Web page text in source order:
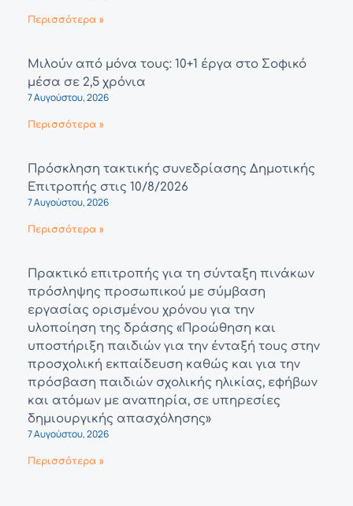
Περισσότερα »
Μιλούν από μόνα τους: 10+1 έργα στο Σοφικό
μέσα σε 2,5 χρόνια
7 Αυγούστου, 2026
Περισσότερα »
Πρόσκληση τακτικής συνεδρίασης Δημοτικής
Επιτροπής στις 10/8/2026
7 Αυγούστου, 2026
Περισσότερα »
Πρακτικό επιτροπής για τη σύνταξη πινάκων
πρόσληψης προσωπικού με σύμβαση
εργασίας ορισμένου χρόνου για την
υλοποίηση της δράσης «Προώθηση και
υποστήριξη παιδιών για την ένταξή τους στην
προσχολική εκπαίδευση καθώς και για την
πρόσβαση παιδιών σχολικής ηλικίας, εφήβων
και ατόμων με αναπηρία, σε υπηρεσίες
δημιουργικής απασχόλησης»
7 Αυγούστου, 2026
Περισσότερα »